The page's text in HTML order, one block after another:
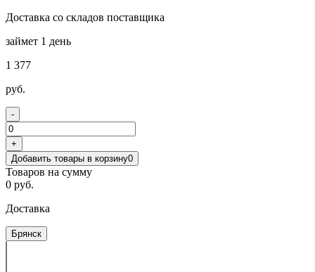
Доставка со складов поставщика
займет 1 день
1 377
руб.
-
+
Добавить товары в корзину0
Товаров на сумму
0 руб.
Доставка
Брянск